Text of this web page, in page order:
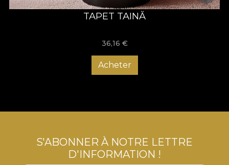
TAPET TAINĂ
36,16 €
Acheter
S'ABONNER À NOTRE LETTRE
D'INFORMATION !